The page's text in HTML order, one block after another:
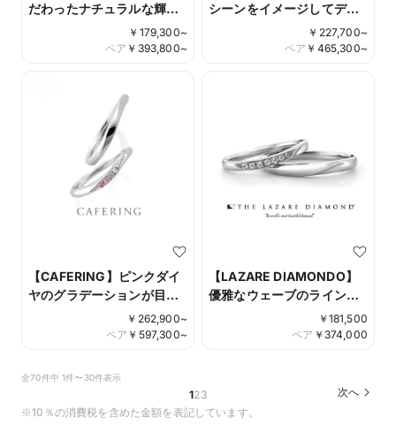
だわったナチュラルな輝き
のデザインparticle
￥ 179,300~
￥ 393,800~
ペア
シーンをイメージしてデザ
インされた Cheri
￥ 227,700~
￥ 465,300~
ペア
【CAFERING】ピンクダイ
ヤのグラデーションが目を
引く ローブドゥマリエ
￥ 262,900~
￥ 597,300~
ペア
【LAZARE DIAMONDO】
優雅なウェーブのラインが
ダイヤモンドの輝きを引き
立たせる カシオペア
￥ 181,500
￥ 374,000
ペア
全70件中 1件〜30件表示
123
次へ
※10％の消費税を含めた金額を表記しています。